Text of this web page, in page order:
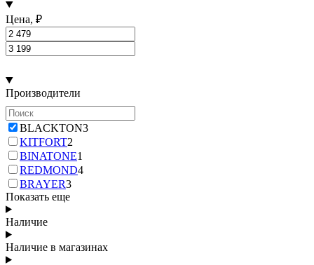
Цена, ₽
Производители
BLACKTON3
KITFORT2
BINATONE1
REDMOND4
BRAYER3
Показать еще
Наличие
Наличие в магазинах